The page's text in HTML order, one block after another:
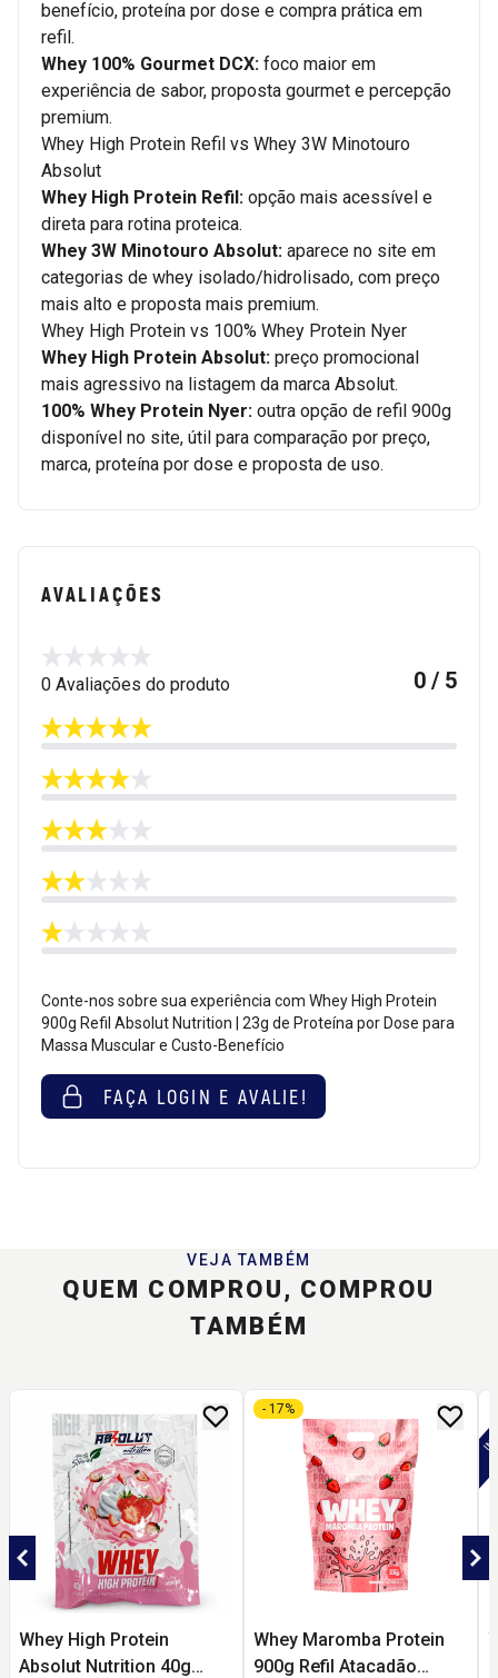
benefício, proteína por dose e compra prática em
refil.
Whey 100% Gourmet DCX: foco maior em
experiência de sabor, proposta gourmet e percepção
premium.
Whey High Protein Refil vs Whey 3W Minotouro
Absolut
Whey High Protein Refil: opção mais acessível e
direta para rotina proteica.
Whey 3W Minotouro Absolut: aparece no site em
categorias de whey isolado/hidrolisado, com preço
mais alto e proposta mais premium.
Whey High Protein vs 100% Whey Protein Nyer
Whey High Protein Absolut: preço promocional
mais agressivo na listagem da marca Absolut.
100% Whey Protein Nyer: outra opção de refil 900g
disponível no site, útil para comparação por preço,
marca, proteína por dose e proposta de uso.
AVALIAÇÕES
0 Avaliações do produto 0 / 5
Conte-nos sobre sua experiência com Whey High Protein
900g Refil Absolut Nutrition | 23g de Proteína por Dose para
Massa Muscular e Custo-Benefício
FAÇA LOGIN E AVALIE!
VEJA TAMBÉM
QUEM COMPROU, COMPROU
TAMBÉM
Whey High Protein
Absolut Nutrition 40g
Whey Maromba Protein
900g Refil Atacadão
- 17%